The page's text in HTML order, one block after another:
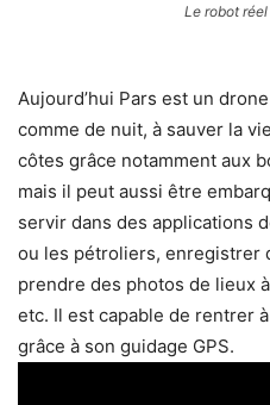
Le robot
Aujourd’hui Pars est un
comme de nuit, à sauver la
côtes grâce notamment aux
mais il peut aussi être
servir dans des applications
ou les pétroliers, enregistrer
prendre des photos de lieux
etc. Il est capable de rentrer
grâce à son guidage GPS.